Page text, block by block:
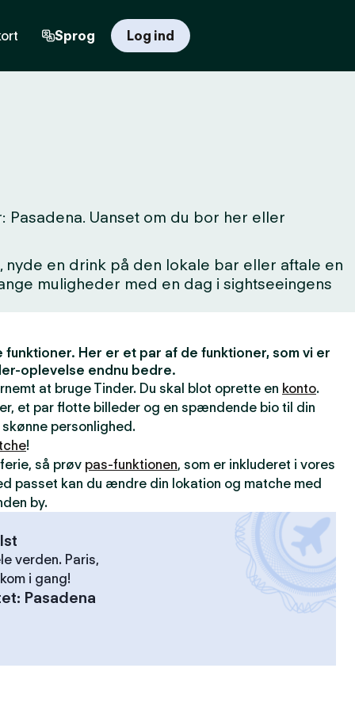
Sprog Log ind
Uanset om du bor her eller
en drink på den lokale bar eller aftale en
muligheder med en dag i sightseeingens
Her er et par af de funktioner, som vi er
oplevelse endnu bedre.
at bruge Tinder. Du skal blot oprette en konto.
et par flotte billeder og en spændende bio til din
personlighed.
!
så prøv pas-funktionen, som er inkluderet i vores
passet kan du ændre din lokation og matche med
by.
verden. Paris,
i gang!
: Pasadena